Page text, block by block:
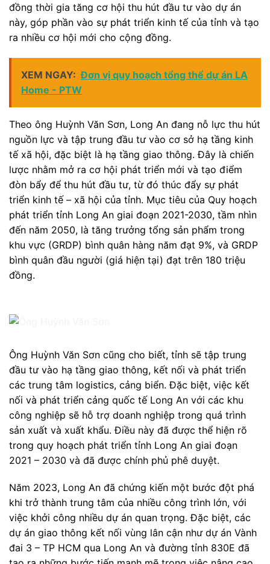
đồng thời gia tăng cơ hội thu hút đầu tư vào dự án
này, góp phần vào sự phát triển kinh tế của tỉnh và tạo
ra nhiều cơ hội mới cho cộng đồng.
XEM NGAY: Đơn vị quy hoạch tổng thể dự án LA
Home - PTW
Theo ông Huỳnh Văn Sơn, Long An đang nỗ lực thu hút
nguồn lực và tập trung đầu tư vào cơ sở hạ tầng kinh
tế xã hội, đặc biệt là hạ tầng giao thông. Đây là chiến
lược nhằm mở ra cơ hội phát triển mới và tạo điểm
đòn bẩy để thu hút đầu tư, từ đó thúc đẩy sự phát
triển kinh tế – xã hội của tỉnh. Mục tiêu của Quy hoạch
phát triển tỉnh Long An giai đoạn 2021-2030, tầm nhìn
đến năm 2050, là tăng trưởng tổng sản phẩm trong
khu vực (GRDP) bình quân hàng năm đạt 9%, và GRDP
bình quân đầu người (giá hiện tại) đạt trên 180 triệu
đồng.
Ông Huỳnh Văn Sơn cũng cho biết, tỉnh sẽ tập trung
đầu tư vào hạ tầng giao thông, kết nối và phát triển
các trung tâm logistics, cảng biển. Đặc biệt, việc kết
nối và phát triển cảng quốc tế Long An với các khu
công nghiệp sẽ hỗ trợ doanh nghiệp trong quá trình
sản xuất và xuất khẩu. Điều này đã được thể hiện rõ
trong quy hoạch phát triển tỉnh Long An giai đoạn
2021 – 2030 và đã được chính phủ phê duyệt.
Năm 2023, Long An đã chứng kiến một bước đột phá
khi trở thành trung tâm của nhiều công trình lớn, với
việc khởi công nhiều dự án quan trọng. Đặc biệt, các
dự án giao thông kết nối vùng lân cận như dự án Vành
đai 3 – TP HCM qua Long An và đường tỉnh 830E đã